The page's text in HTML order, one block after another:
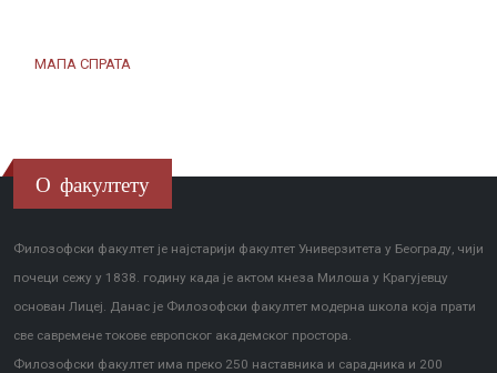
МАПА СПРАТА
О факултету
Филозофски факултет је најстарији факултет Универзитета у Београду, чији
почеци сежу у 1838. годину када је актом кнеза Милоша у Крагујевцу
основан Лицеј. Данас је Филозофски факултет модерна школа која прати
све савремене токове европског академског простора.
Филозофски факултет има преко 250 наставника и сарадника и 200